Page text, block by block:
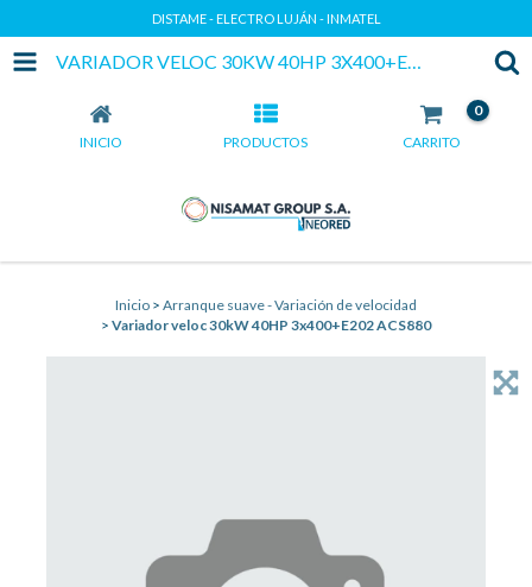
DISTAME - ELECTRO LUJÁN - INMATEL
VARIADOR VELOC 30KW 40HP 3X400+E202 ACS880
INICIO PRODUCTOS CARRITO
0
Inicio > Arranque suave - Variación de velocidad
> Variador veloc 30kW 40HP 3x400+E202 ACS880